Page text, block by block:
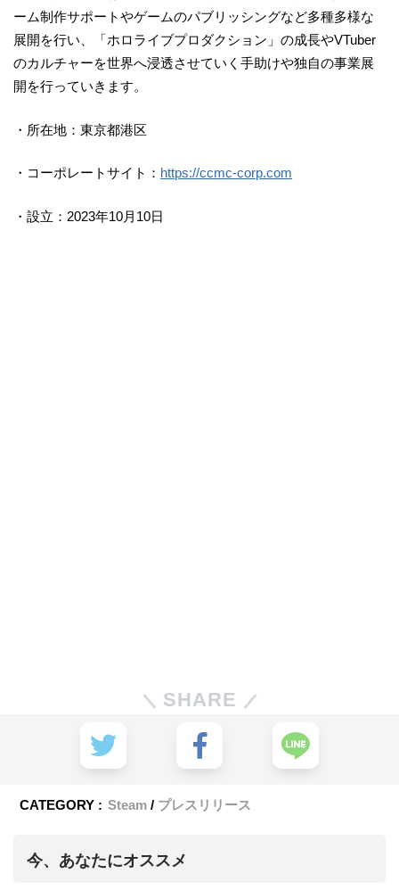
ーム制作サポートやゲームのパブリッシングなど多種多様な
展開を行い、「ホロライブプロダクション」の成長やVTuber
のカルチャーを世界へ浸透させていく手助けや独自の事業展
開を行っていきます。
・所在地：東京都港区
・コーポレートサイト： https://ccmc-corp.com
・設立：2023年10月10日
SHARE
CATEGORY : Steam プレスリリース
今、あなたにオススメ